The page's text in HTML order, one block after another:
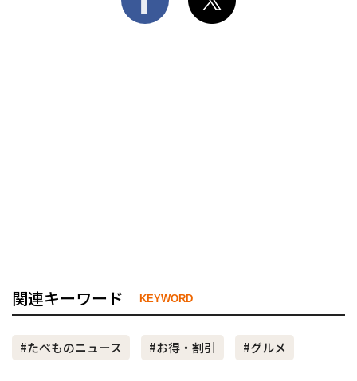
関連キーワード KEYWORD
#たべものニュース #お得・割引 #グルメ